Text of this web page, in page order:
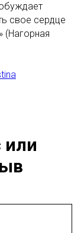
свое сердце
(Нагорная
или